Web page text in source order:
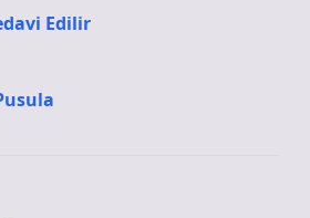
Edilir